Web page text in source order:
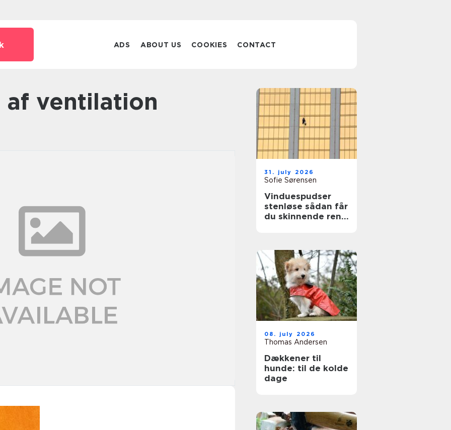
ADS ABOUT US COOKIES CONTACT
af ventilation
31. july 2026
Sofie Sørensen
Vinduespudser
stenløse sådan får
du skinnende rene
08. july 2026
Thomas Andersen
Dækkener til
hunde: til de kolde
dage